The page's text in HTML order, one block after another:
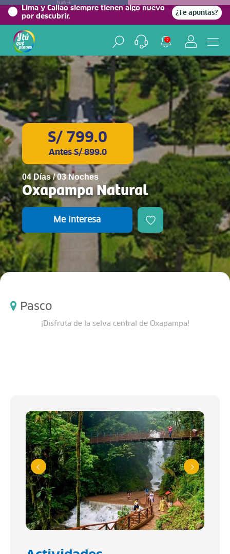
Lima y Callao siempre tienen algo nuevo
por descubrir.
¿Te apuntas?
2
NaN%
S/ 799.0
Antes S/ 899.0
04 Días / 03 Noches
Oxapampa Natural
Me interesa
Pasco
¡Disfruta de la selva central de Oxapampa!